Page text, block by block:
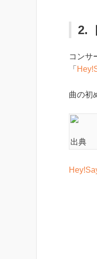
2.
コンサ
「
曲の初
出典